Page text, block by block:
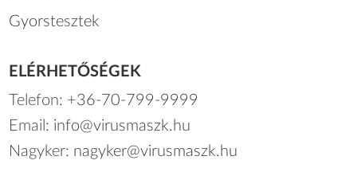
Gyorstesztek
ELÉRHETŐSÉGEK
Telefon: +36-70-799-9999
Email: info@virusmaszk.hu
Nagyker: nagyker@virusmaszk.hu